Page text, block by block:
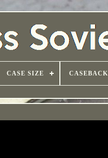
CASE SIZE CASEBACK